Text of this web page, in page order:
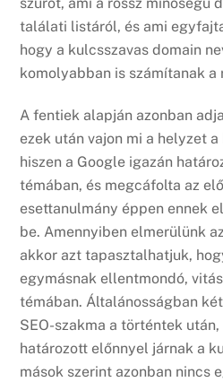
szűrőt, ami a rossz minőségű
találati listáról, és ami
hogy a kulcsszavas domain
komolyabban is számítanak a
A fentiek alapján azonban
ezek után vajon mi a helyzet
hiszen a Google igazán
témában, és megcáfolta az
esettanulmány éppen ennek
be. Amennyiben elmerülünk
akkor azt tapasztalhatjuk,
egymásnak ellentmondó,
témában. Általánosságban
SEO-szakma a történtek
határozott előnnyel járnak a
mások szerint azonban nincs